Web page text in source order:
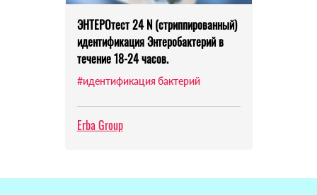
ЭНТЕРОтест 24 N (стриппированный)
идентификация Энтеробактерий в
течение 18-24 часов.
#идентификация бактерий
Erba Group